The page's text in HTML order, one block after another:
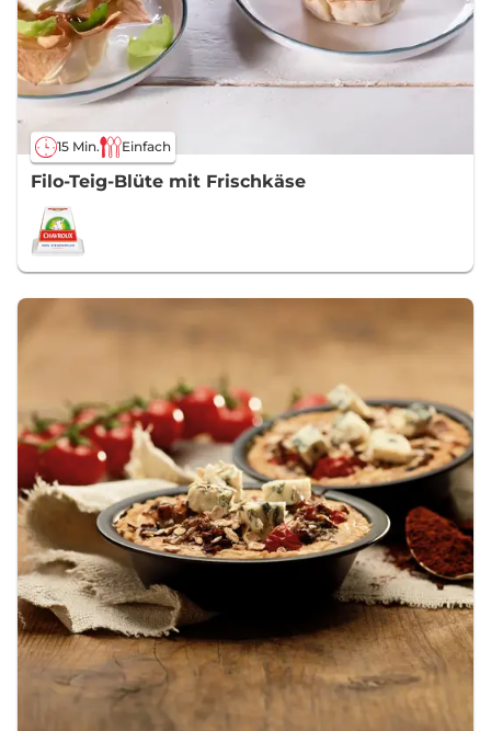
15 Min. Einfach
Filo-Teig-Blüte mit Frischkäse